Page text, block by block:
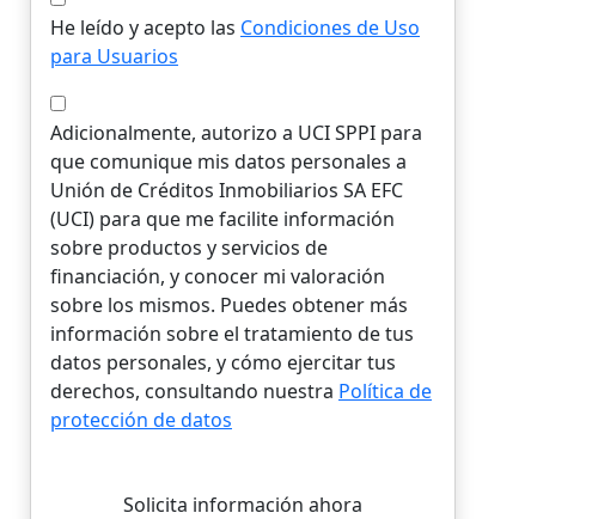
He leído y acepto las Condiciones de Uso
para Usuarios
Adicionalmente, autorizo a UCI SPPI para
que comunique mis datos personales a
Unión de Créditos Inmobiliarios SA EFC
(UCI) para que me facilite información
sobre productos y servicios de
financiación, y conocer mi valoración
sobre los mismos. Puedes obtener más
información sobre el tratamiento de tus
datos personales, y cómo ejercitar tus
derechos, consultando nuestra Política de
protección de datos
Solicita información ahora